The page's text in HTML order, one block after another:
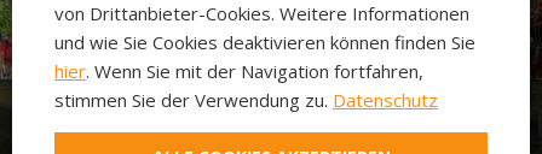
von Drittanbieter-Cookies. Weitere Informationen
und wie Sie Cookies deaktivieren können finden Sie
hier. Wenn Sie mit der Navigation fortfahren,
stimmen Sie der Verwendung zu. Datenschutz